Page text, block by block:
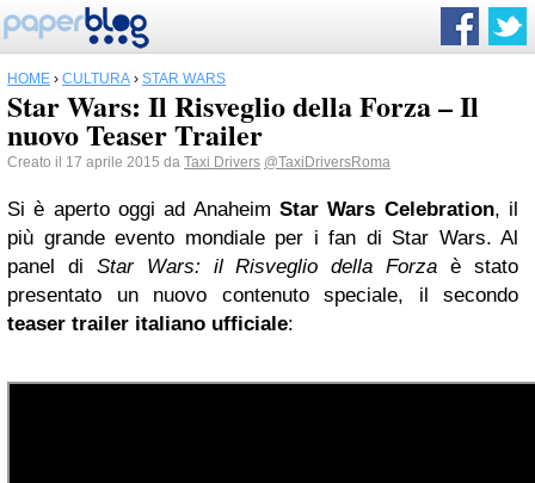
HOME › CULTURA › STAR WARS
Star Wars: Il Risveglio della Forza – Il
nuovo Teaser Trailer
Creato il 17 aprile 2015 da Taxi Drivers @TaxiDriversRoma
Si è aperto oggi ad Anaheim Star Wars Celebration, il
più grande evento mondiale per i fan di Star Wars. Al
panel di Star Wars: il Risveglio della Forza è stato
presentato un nuovo contenuto speciale, il secondo
teaser trailer italiano ufficiale: